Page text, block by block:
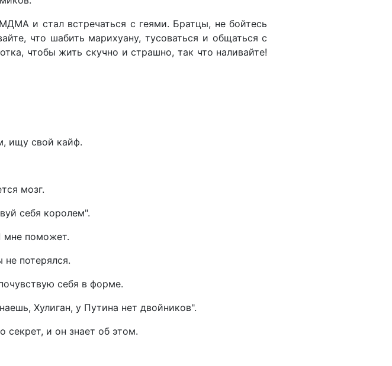
и стал встречаться с геями. Братцы, не бойтесь
что шабить марихуану, тусоваться и общаться с
чтобы жить скучно и страшно, так что наливайте!
ищу свой кайф.
мозг.
себя королем".
мне поможет.
потерялся.
себя в форме.
Хулиган, у Путина нет двойников".
секрет, и он знает об этом.